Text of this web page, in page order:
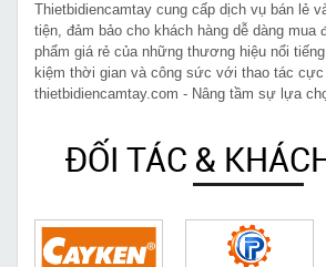
Thietbidiencamtay cung cấp dịch vụ bán lẻ
tiện, đảm bảo cho khách hàng dễ dàng mua
phẩm giá rẻ của những thương hiệu nổi
kiệm thời gian và công sức với thao tác
thietbidiencamtay.com - Nâng tầm sự lựa
ĐỐI TÁC &